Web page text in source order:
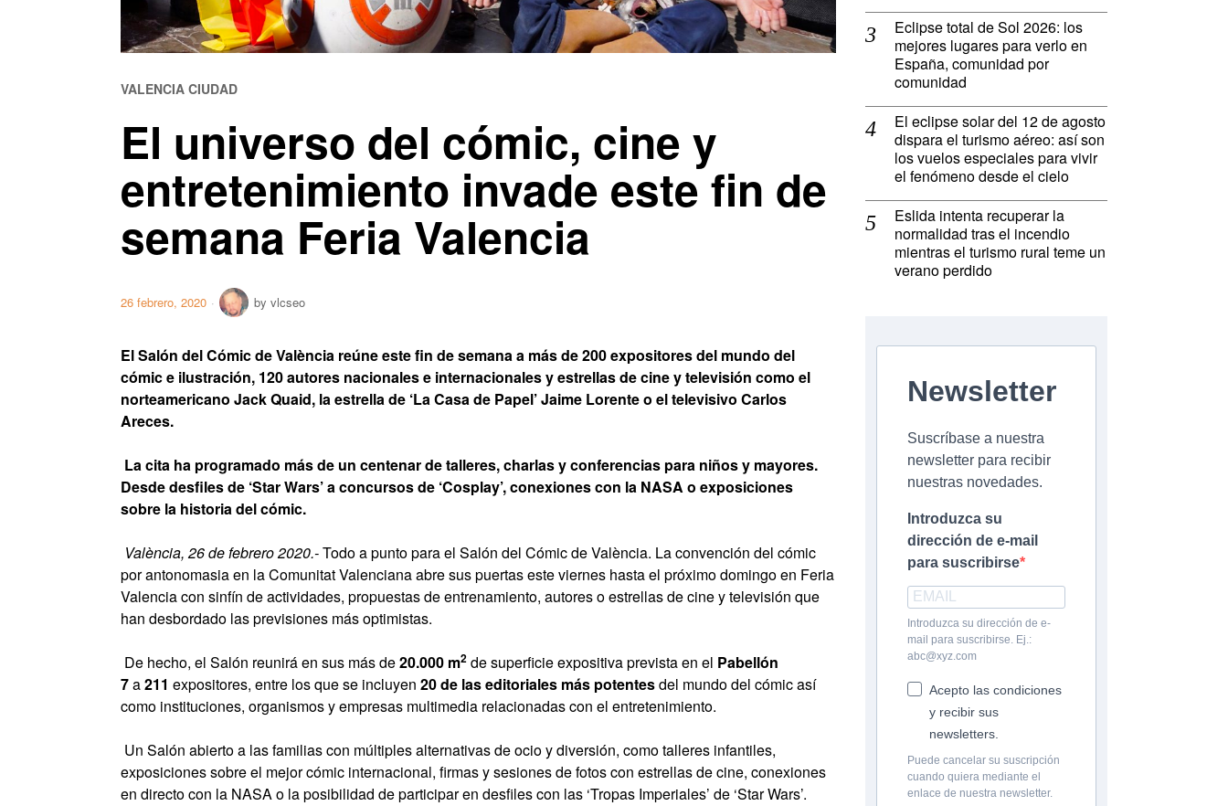
VALENCIA CIUDAD
El universo del cómic, cine y
entretenimiento invade este fin de
semana Feria Valencia
26 febrero, 2020 by vlcseo
El Salón del Cómic de València reúne este fin de semana a más de 200 expositores del mundo del
cómic e ilustración, 120 autores nacionales e internacionales y estrellas de cine y televisión como el
norteamericano Jack Quaid, la estrella de ‘La Casa de Papel’ Jaime Lorente o el televisivo Carlos
Areces.
La cita ha programado más de un centenar de talleres, charlas y conferencias para niños y mayores.
Desde desfiles de ‘Star Wars’ a concursos de ‘Cosplay’, conexiones con la NASA o exposiciones
sobre la historia del cómic.
València, 26 de febrero 2020.-Todo a punto para el Salón del Cómic de València. La convención del cómic
por antonomasia en la Comunitat Valenciana abre sus puertas este viernes hasta el próximo domingo en Feria
Valencia con sinfín de actividades, propuestas de entrenamiento, autores o estrellas de cine y televisión que
han desbordado las previsiones más optimistas.
De hecho, el Salón reunirá en sus más de20.000 m2 de superficie expositiva prevista en el Pabellón
7a211 expositores, entre los que se incluyen 20 de las editoriales más potentesdel mundo del cómic así
como instituciones, organismos y empresas multimedia relacionadas con el entretenimiento.
Un Salón abierto a las familias con múltiples alternativas de ocio y diversión, como talleres infantiles,
exposiciones sobre el mejor cómic internacional, firmas y sesiones de fotos con estrellas de cine, conexiones
en directo con la NASA o la posibilidad de participar en desfiles con las ‘Tropas Imperiales’ de ‘Star Wars’.
Eclipse total de Sol 2026: los
mejores lugares para verlo en
España, comunidad por
comunidad
El eclipse solar del 12 de agosto
dispara el turismo aéreo: así son
los vuelos especiales para vivir
el fenómeno desde el cielo
Eslida intenta recuperar la
normalidad tras el incendio
mientras el turismo rural teme un
verano perdido
Newsletter
Suscríbase a nuestra
newsletter para recibir
nuestras novedades.
Introduzca su
dirección de e-mail
para suscribirse
Introduzca su dirección de e-
mail para suscribirse. Ej.:
abc@xyz.com
Acepto las condiciones
y recibir sus
newsletters.
Puede cancelar su suscripción
cuando quiera mediante el
enlace de nuestra newsletter.